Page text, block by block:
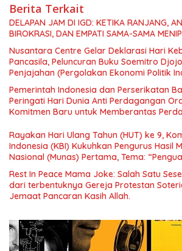
Berita Terkait
DELAPAN JAM DI IGD: KETIKA RANJANG,
BIROKRASI, DAN EMPATI SAMA-SAMA
Nusantara Centre Gelar Deklarasi Hari
Pancasila, Peluncuran Buku Soemitro
Penjajahan (Pergolakan Ekonomi Politik
Simposium Nasional “Urgensi Undang-
Nasional dan Kesejahteraan Sosial dalam
Menuju Indonesia Emas 2045”,
Pemerintah Indonesia dan Perserikatan
Peringati Hari Dunia Anti Perdagangan
Komitmen Baru untuk Memberantas
Rayakan Hari Ulang Tahun (HUT) ke 9,
Indonesia (KBI) Kukuhkan Pengurus Hasil
Nasional (Munas) Pertama, Tema:
Pengembangan Organisasi KBI yang
Indonesia dan Mancanegara”.
Rest In Peace Mama Joke: Salah Satu
dari terbentuknya Gereja Protestan
Jemaat Pancaran Kasih Allah.